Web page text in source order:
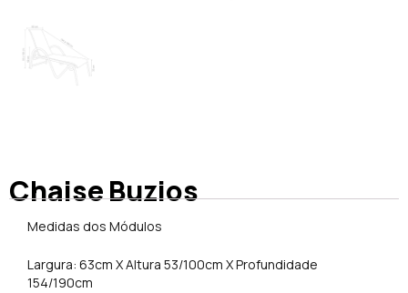
Chaise Buzios
Medidas dos Módulos
Largura: 63cm X Altura 53/100cm X Profundidade
154/190cm